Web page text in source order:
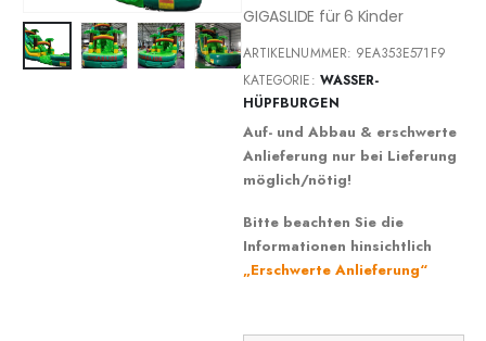
GIGASLIDE für 6 Kinder
ARTIKELNUMMER: 9EA353E571F9
KATEGORIE: WASSER-
HÜPFBURGEN
Auf- und Abbau & erschwerte
Anlieferung nur bei Lieferung
möglich/nötig!
Bitte beachten Sie die
Informationen hinsichtlich
„Erschwerte Anlieferung“